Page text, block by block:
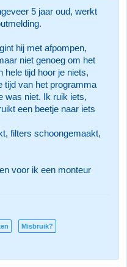
5 jaar oud, werkt
hij met afpompen,
niet genoeg om het
hele tijd hoor je niets,
tijd van het programma
was niet. Ik ruik iets,
een beetje naar iets
filters schoongemaakt,
voor ik een monteur
Misbruik?